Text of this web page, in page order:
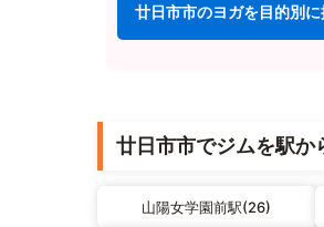
廿日市市のヨガを目的別
廿日市市でジムを駅か
山陽女学園前駅(26)